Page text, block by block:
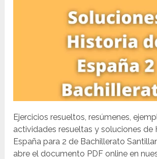
Ejercicios resueltos, resúmenes,
actividades resueltas y soluciones de
España para 2 de Bachillerato
abre el documento PDF online en